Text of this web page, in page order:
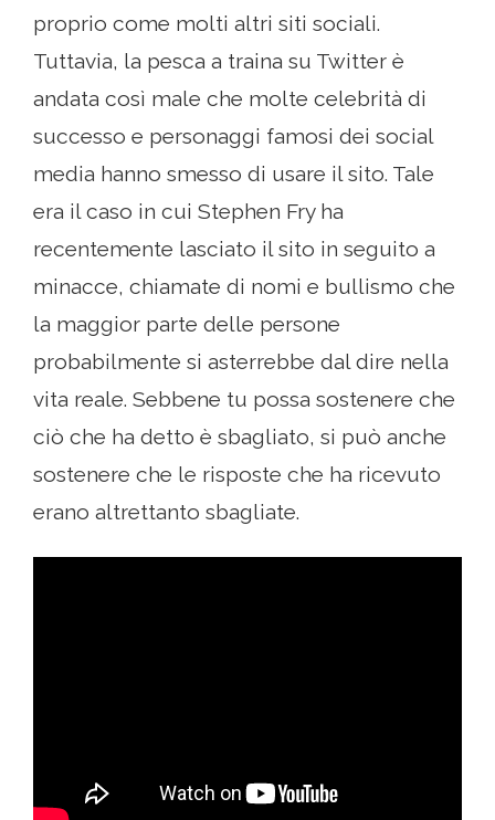
proprio come molti altri siti sociali.
Tuttavia, la pesca a traina su Twitter è
andata così male che molte celebrità di
successo e personaggi famosi dei social
media hanno smesso di usare il sito. Tale
era il caso in cui Stephen Fry ha
recentemente lasciato il sito in seguito a
minacce, chiamate di nomi e bullismo che
la maggior parte delle persone
probabilmente si asterrebbe dal dire nella
vita reale. Sebbene tu possa sostenere che
ciò che ha detto è sbagliato, si può anche
sostenere che le risposte che ha ricevuto
erano altrettanto sbagliate.